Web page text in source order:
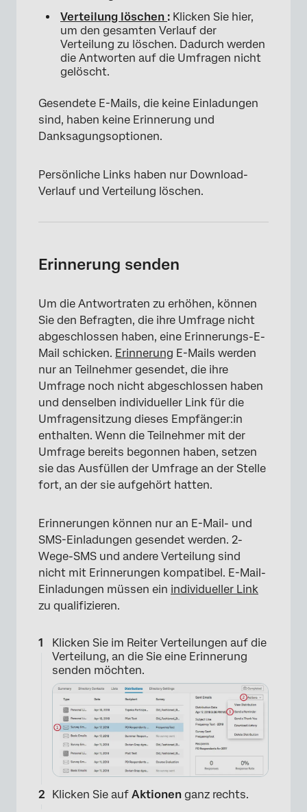
Verteilung löschen : Klicken Sie hier,
um den gesamten Verlauf der
Verteilung zu löschen. Dadurch werden
die Antworten auf die Umfragen nicht
gelöscht.
Gesendete E-Mails, die keine Einladungen
sind, haben keine Erinnerung und
Danksagungsoptionen.
Persönliche Links haben nur Download-
Verlauf und Verteilung löschen.
Erinnerung senden
Um die Antwortraten zu erhöhen, können
Sie den Befragten, die ihre Umfrage nicht
abgeschlossen haben, eine Erinnerungs-E-
Mail schicken. Erinnerung E-Mails werden
nur an Teilnehmer gesendet, die ihre
Umfrage noch nicht abgeschlossen haben
und denselben individueller Link für die
Umfragensitzung dieses Empfänger:in
enthalten. Wenn die Teilnehmer mit der
Umfrage bereits begonnen haben, setzen
sie das Ausfüllen der Umfrage an der Stelle
fort, an der sie aufgehört hatten.
Erinnerungen können nur an E-Mail- und
SMS-Einladungen gesendet werden. 2-
Wege-SMS und andere Verteilung sind
nicht mit Erinnerungen kompatibel. E-Mail-
Einladungen müssen ein individueller Link
zu qualifizieren.
Klicken Sie im Reiter Verteilungen auf die
Verteilung, an die Sie eine Erinnerung
senden möchten.
Klicken Sie auf Aktionen ganz rechts.